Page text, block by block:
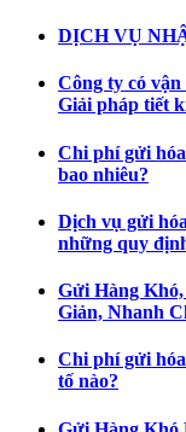
DỊCH VỤ
Công ty có
Giải pháp tiết
Chi phí gửi
bao nhiêu?
Dịch vụ gửi
những quy
Gửi Hàng
Giản, Nhanh
Chi phí gửi
tố nào?